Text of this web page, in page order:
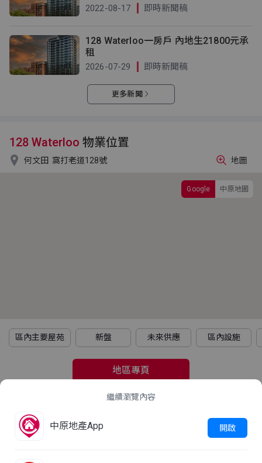
2022-08-17 即時新聞稿
128 Waterloo一房戶 內地生21800元承
租
2026-07-29 即時新聞稿
更多新聞
128 Waterloo 物業位置
 何文田 窩打老道128號
Google 中原地圖
地圖
區內主要屋苑 新盤 未來供應 區內設施
地區專頁
2021年人口普查
這屋苑平均家庭住戶每月收入是多少？
立即查看
繼續瀏覽內容
中原地產App 開啟